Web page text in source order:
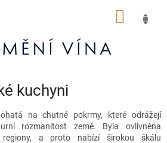
kuchyni
na chutné pokrmy, které odrážejí
rozmanitost země. Byla ovlivněna
regiony, a proto nabízí širokou škálu